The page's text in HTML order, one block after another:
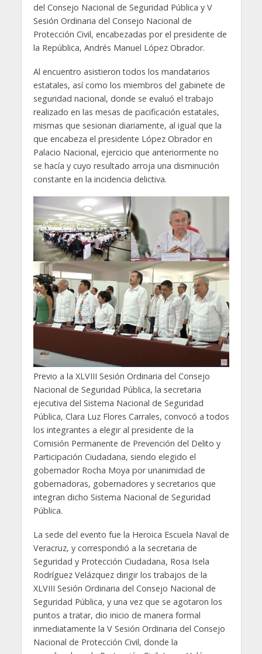
del Consejo Nacional de Seguridad Pública y V
Sesión Ordinaria del Consejo Nacional de
Protección Civil, encabezadas por el presidente de
la República, Andrés Manuel López Obrador.
Al encuentro asistieron todos los mandatarios
estatales, así como los miembros del gabinete de
seguridad nacional, donde se evaluó el trabajo
realizado en las mesas de pacificación estatales,
mismas que sesionan diariamente, al igual que la
que encabeza el presidente López Obrador en
Palacio Nacional, ejercicio que anteriormente no
se hacía y cuyo resultado arroja una disminución
constante en la incidencia delictiva.
Previo a la XLVIII Sesión Ordinaria del Consejo
Nacional de Seguridad Pública, la secretaria
ejecutiva del Sistema Nacional de Seguridad
Pública, Clara Luz Flores Carrales, convocó a todos
los integrantes a elegir al presidente de la
Comisión Permanente de Prevención del Delito y
Participación Ciudadana, siendo elegido el
gobernador Rocha Moya por unanimidad de
gobernadoras, gobernadores y secretarios que
integran dicho Sistema Nacional de Seguridad
Pública.
La sede del evento fue la Heroica Escuela Naval de
Veracruz, y correspondió a la secretaria de
Seguridad y Protección Ciudadana, Rosa Isela
Rodríguez Velázquez dirigir los trabajos de la
XLVIII Sesión Ordinaria del Consejo Nacional de
Seguridad Pública, y una vez que se agotaron los
puntos a tratar, dio inicio de manera formal
inmediatamente la V Sesión Ordinaria del Consejo
Nacional de Protección Civil, donde la